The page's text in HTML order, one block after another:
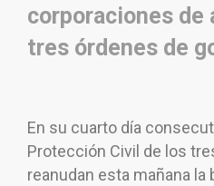
corporaciones de
tres órdenes de
En su cuarto día
Protección Civil de los
reanudan esta mañana la